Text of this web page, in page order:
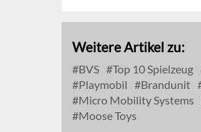
Weitere Artikel zu:
BVS Top 10 Spielzeug
Playmobil
Brandunit
Micro Mobility Systems
Moose Toys